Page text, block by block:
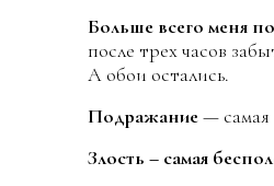
Больше всего меня
после трех часов
А обои остались.
Подражание— самая
Злость – самая